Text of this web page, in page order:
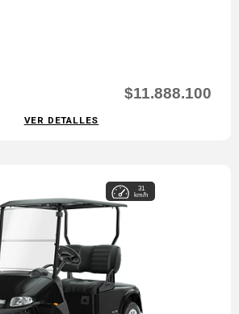
$11.888.100
VER DETALLES
31
km/h